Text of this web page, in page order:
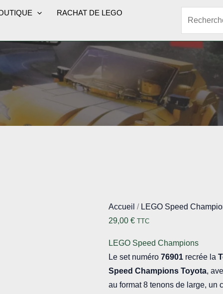
RACHAT DE LEGO
Accueil / LEGO Speed
29,00€ TTC
LEGO Speed Champions
Le set numéro76901 recrée la
Speed Champions Toyota,
au format 8 tenons de large, un